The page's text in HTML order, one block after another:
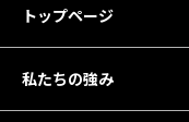
トップページ
私たちの強み